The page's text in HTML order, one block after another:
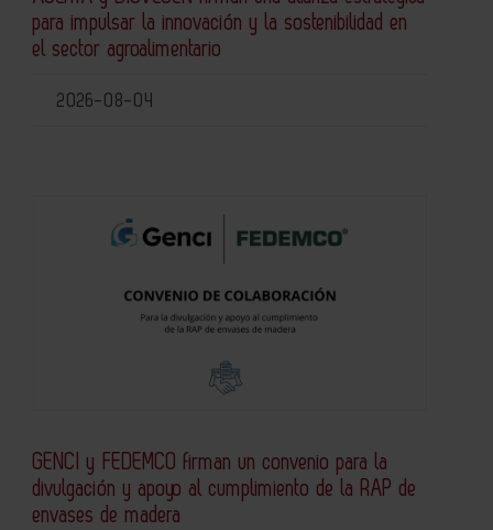
para impulsar la innovación y la sostenibilidad en
el sector agroalimentario
2026-08-04
GENCI y FEDEMCO firman un convenio para la
divulgación y apoyo al cumplimiento de la RAP de
envases de madera